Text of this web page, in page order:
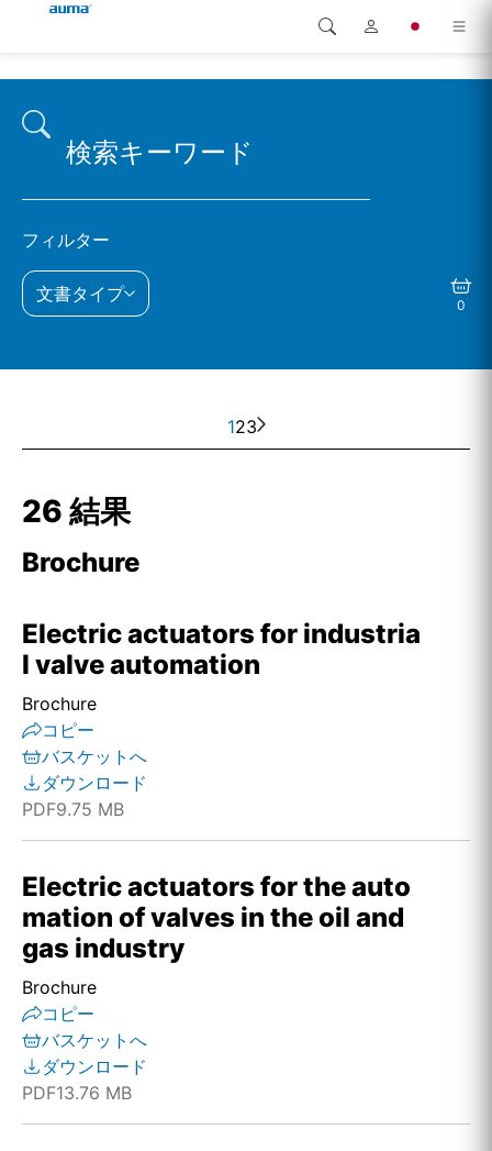
ソリューション
サービス
弊社概要
連絡先
Global
ヨーロッパ
北米
検索
フィルター
文書タイプ
123
26 結果
Brochure
Electric actuators for industria
l valve automation
Brochure
コピー
バスケットへ
ダウンロード
PDF9.75 MB
Electric actuators for the auto
mation of valves in the oil and
gas industry
Brochure
コピー
バスケットへ
ダウンロード
PDF13.76 MB
0